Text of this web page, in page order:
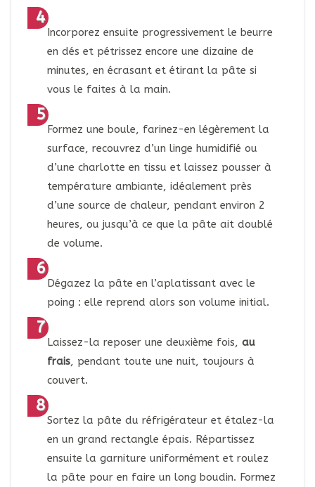
Incorporez ensuite progressivement le beurre
en dés et pétrissez encore une dizaine de
minutes, en écrasant et étirant la pâte si
vous le faites à la main.
Formez une boule, farinez-en légèrement la
surface, recouvrez d’un linge humidifié ou
d’une charlotte en tissu et laissez pousser à
température ambiante, idéalement près
d’une source de chaleur, pendant environ 2
heures, ou jusqu’à ce que la pâte ait doublé
de volume.
Dégazez la pâte en l’aplatissant avec le
poing : elle reprend alors son volume initial.
Laissez-la reposer une deuxième fois, au
frais, pendant toute une nuit, toujours à
couvert.
Sortez la pâte du réfrigérateur et étalez-la
en un grand rectangle épais. Répartissez
ensuite la garniture uniformément et roulez
la pâte pour en faire un long boudin. Formez